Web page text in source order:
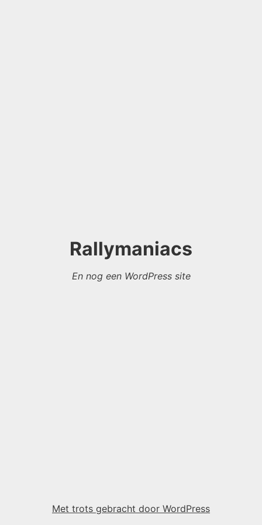
Rallymaniacs
En nog een WordPress site
Met trots gebracht door WordPress